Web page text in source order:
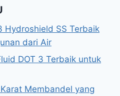
Hydroshield SS Terbaik
dari Air
DOT 3 Terbaik untuk
Membandel yang